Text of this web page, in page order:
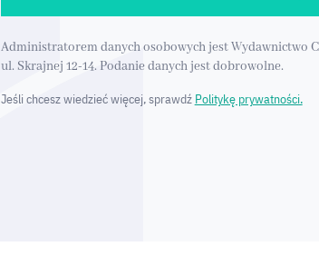
Administratorem danych osobowych jest Wydawnictwo
ul. Skrajnej 12-14. Podanie danych jest dobrowolne.
Jeśli chcesz wiedzieć więcej, sprawdź Politykę prywatności.